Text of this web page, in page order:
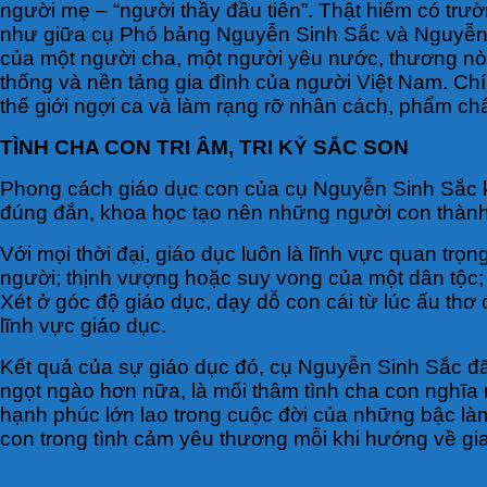
người mẹ – “người thầy đầu tiên”. Thật hiếm có
như giữa cụ Phó bảng Nguyễn Sinh Sắc và
của một người cha, một người yêu nước, thương
thống và nền tảng gia đình của người Việt Nam.
thế giới ngợi ca và làm rạng rỡ nhân cách, phẩm
TÌNH CHA CON TRI ÂM, TRI KỶ SẮC SON
Phong cách giáo dục con của cụ Nguyễn Sinh
đúng đắn, khoa học tạo nên những người con
Với mọi thời đại, giáo dục luôn là lĩnh vực quan
người; thịnh vượng hoặc suy vong của một dân
Xét ở góc độ giáo dục, dạy dỗ con cái từ lúc ấu
lĩnh vực giáo dục.
Kết quả của sự giáo dục đó, cụ Nguyễn Sinh Sắc
ngọt ngào hơn nữa, là mối thâm tình cha con
hạnh phúc lớn lao trong cuộc đời của những bậc
con trong tình cảm yêu thương mỗi khi hướng về